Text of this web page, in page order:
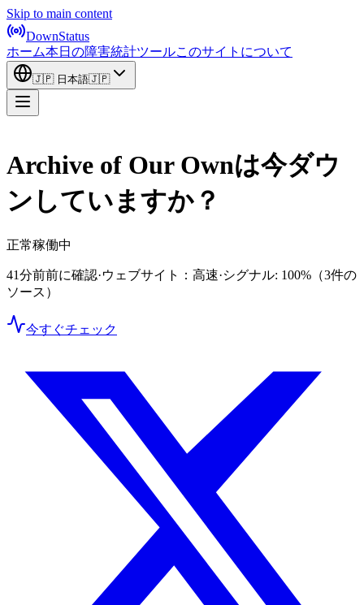
Skip to main content
DownStatus
ホーム本日の障害統計ツールこのサイトについて
🇯🇵 日本語🇯🇵
Archive of Our Ownは今ダウ
ンしていますか？
正常稼働中
41分前前に確認·ウェブサイト：高速·シグナル: 100% （3件の
ソース）
今すぐチェック